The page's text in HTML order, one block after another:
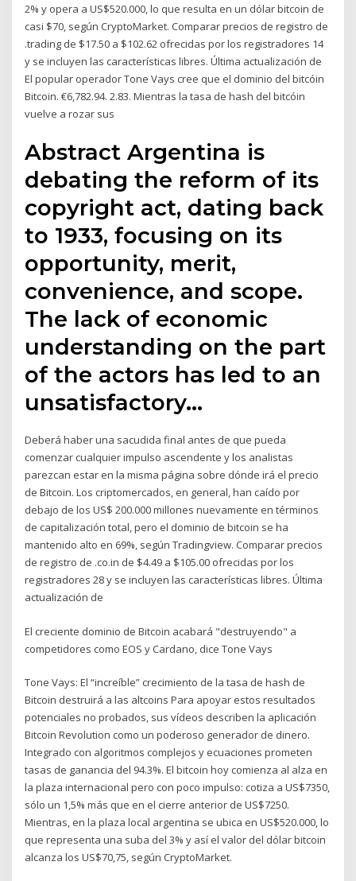
2% y opera a US$520.000, lo que resulta en un dólar bitcoin de
casi $70, según CryptoMarket. Comparar precios de registro de
.trading de $17.50 a $102.62 ofrecidas por los registradores 14
y se incluyen las características libres. Última actualización de
El popular operador Tone Vays cree que el dominio del bitcóin
Bitcoin. €6,782.94. 2.83. Mientras la tasa de hash del bitcóin
vuelve a rozar sus
Abstract Argentina is
debating the reform of its
copyright act, dating back
to 1933, focusing on its
opportunity, merit,
convenience, and scope.
The lack of economic
understanding on the part
of the actors has led to an
unsatisfactory…
Deberá haber una sacudida final antes de que pueda
comenzar cualquier impulso ascendente y los analistas
parezcan estar en la misma página sobre dónde irá el precio
de Bitcoin. Los criptomercados, en general, han caído por
debajo de los US$ 200.000 millones nuevamente en términos
de capitalización total, pero el dominio de bitcoin se ha
mantenido alto en 69%, según Tradingview. Comparar precios
de registro de .co.in de $4.49 a $105.00 ofrecidas por los
registradores 28 y se incluyen las características libres. Última
actualización de
El creciente dominio de Bitcoin acabará "destruyendo" a
competidores como EOS y Cardano, dice Tone Vays
Tone Vays: El “increíble” crecimiento de la tasa de hash de
Bitcoin destruirá a las altcoins Para apoyar estos resultados
potenciales no probados, sus vídeos describen la aplicación
Bitcoin Revolution como un poderoso generador de dinero.
Integrado con algoritmos complejos y ecuaciones prometen
tasas de ganancia del 94.3%. El bitcoin hoy comienza al alza en
la plaza internacional pero con poco impulso: cotiza a US$7350,
sólo un 1,5% más que en el cierre anterior de US$7250.
Mientras, en la plaza local argentina se ubica en US$520.000, lo
que representa una suba del 3% y así el valor del dólar bitcoin
alcanza los US$70,75, según CryptoMarket.